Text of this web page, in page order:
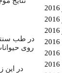
در طب
روی